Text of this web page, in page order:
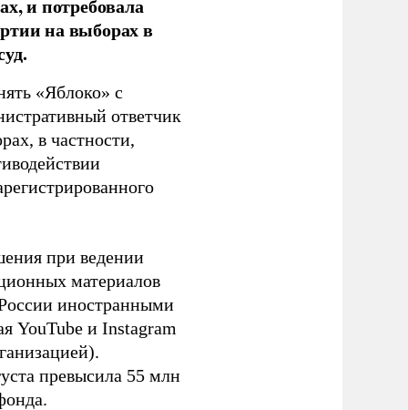
и потребовала
на выборах в
«Яблоко» с
ответчик
в частности,
при ведении
материалов
иностранными
YouTube и Instagram
превысила 55 млн